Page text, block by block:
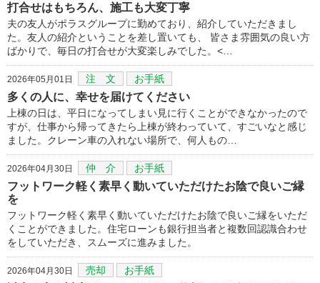
打合せはもちろん、施工も大変丁寧
夫の友人がポラスグループに勤めており、紹介していただきまし
た。友人の紹介ということを差し置いても、 皆さま雰囲気の良い方
ばかりで、毎日の打合せが大変楽しみでした。<…
2026年05月01日 注 文 お手紙
多くの人に、幸せを届けてください
上棟の日は、平日になってしまい見に行くことができなかったので
すが、仕事から帰ってきたら上棟が終わっていて、すごいなと感じ
ました。クレーン車の入れない場所で、何人もの…
2026年04月30日 仲 介 お手紙
フットワーク軽く素早く動いていただけたお陰で良いご縁
を
フットワーク軽く素早く動いていただけたお陰で良いご縁をいただ
くことができました。住宅ローンも銀行担当者と複数回認識合わせ
をしていただき、スムーズに進みました。
2026年04月30日 売却 お手紙